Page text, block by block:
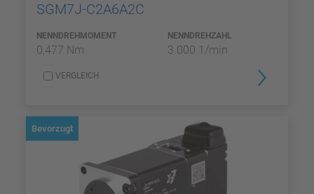
SGM7J-C2A6A2C
NENNDREHMOMENT
0,477 Nm
NENNDREHZAHL
3.000 1/min
VERGLEICH
Bevorzugt